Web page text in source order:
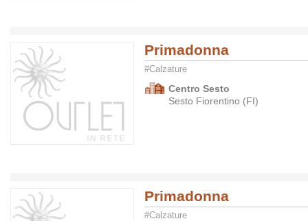
Primadonna
#Calzature
Centro Sesto
Sesto Fiorentino (FI)
Primadonna
#Calzature